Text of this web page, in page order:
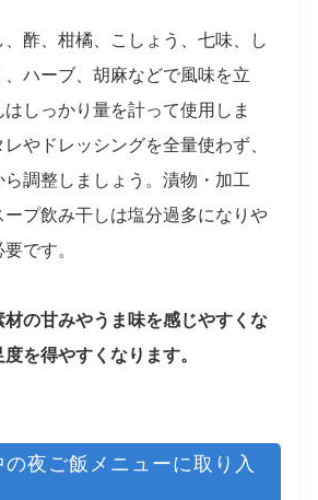
酢、柑橘、こしょう、七味、し
、ハーブ、胡麻などで風味を立
しっかり量を計って使用しま
やドレッシングを全量使わず、
調整しましょう。漬物・加工
ープ飲み干しは塩分過多になりや
です。
の甘みやうま味を感じやすくな
を得やすくなります。
夜ご飯メニューに取り入